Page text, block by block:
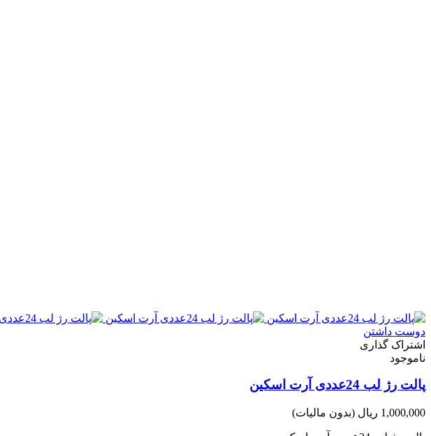
دوست داشتن
اشتراک گذاری
ناموجود
پالت رژ لب 24عددی آرت اسکین
1,000,000 ریال (بدون مالیات)